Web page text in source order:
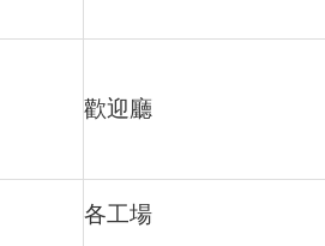
歡迎廳
各工場